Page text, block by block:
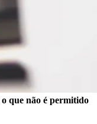
o que não é permitido